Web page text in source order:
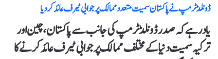
ڈونلڈ ٹرمپ نے پاکستان سمیت متعدد ممالک پر جوابی ٹیرف عائد کر دیا
یاد رہےکہ صدر ڈونلڈ ٹرمپ کی جانب سے پاکستان،چین اور
ترکیہ سمیت دنیا کے مختلف ممالک پر جوابی ٹیرف عائد کرنے کا